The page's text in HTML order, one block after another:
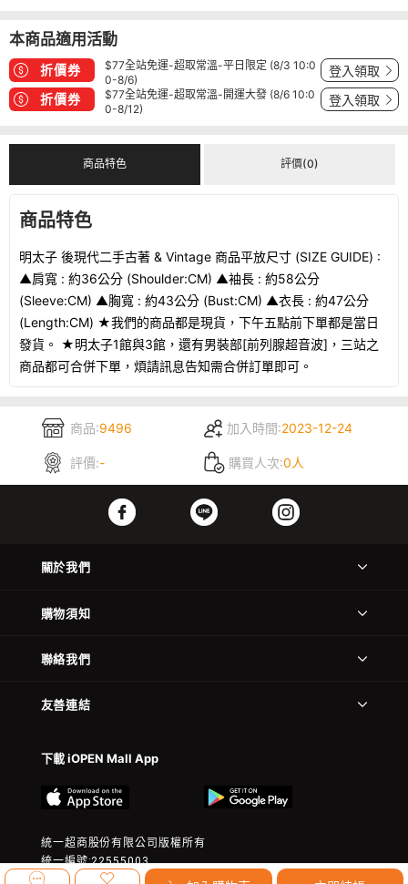
本商品適用活動
折價券
$77全站免運-超取常溫-平日限定 (8/3 10:0
0-8/6)
登入領取
折價券
$77全站免運-超取常溫-開運大發 (8/6 10:0
0-8/12)
登入領取
商品特色 評價(0)
商品特色
明太子 後現代二手古著 & Vintage 商品平放尺寸 (SIZE GUIDE) :
▲肩寬 : 約36公分 (Shoulder:CM) ▲袖長 : 約58公分
(Sleeve:CM) ▲胸寬 : 約43公分 (Bust:CM) ▲衣長 : 約47公分
(Length:CM) ★我們的商品都是現貨，下午五點前下單都是當日
發貨。 ★明太子1館與3館，還有男裝部[前列腺超音波]，三站之
商品都可合併下單，煩請訊息告知需合併訂單即可。
商品:9496 加入時間:2023-12-24
評價:- 購買人次:0人
關於我們
購物須知
聯絡我們
友善連結
下載 iOPEN Mall App
統一超商股份有限公司版權所有
統一編號:22555003
© 2023 President Chain Store Corp. All rights reserved.